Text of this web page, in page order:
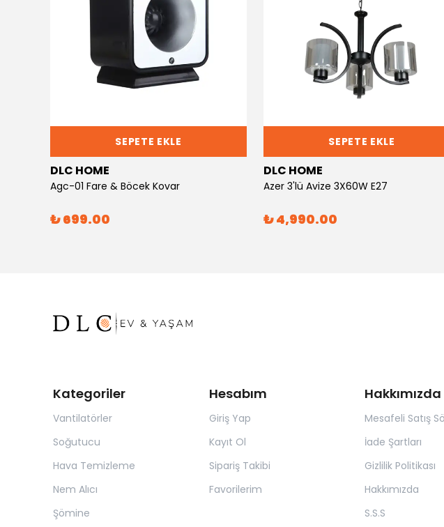
SEPETE EKLE
DLC HOME
Agc-01 Fare & Böcek Kovar
₺ 699.00
SEPETE EKLE
DLC HOME
Azer 3'lü Avize 3X60W E27
₺ 4,990.00
Kategoriler
Vantilatörler
Soğutucu
Hava Temizleme
Nem Alıcı
Şömine
Hesabım
Giriş Yap
Kayıt Ol
Sipariş Takibi
Favorilerim
Hakkımızda
Mesafeli Satış
İade Şartları
Gizlilik Politikası
Hakkımızda
S.S.S